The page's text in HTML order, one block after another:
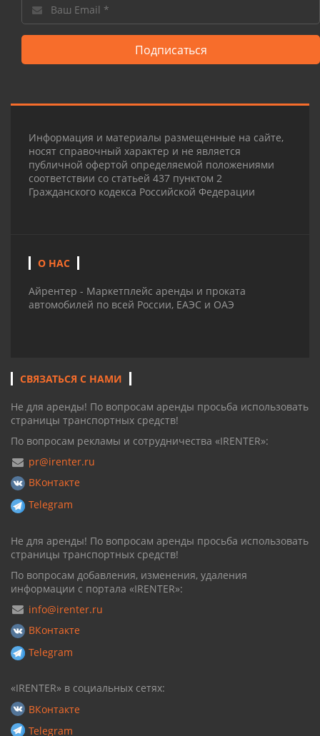
Подписаться
Информация и материалы размещенные на сайте,
носят справочный характер и не является
публичной офертой определяемой положениями
соответствии со статьей 437 пунктом 2
Гражданского кодекса Российской Федерации
О НАС
Айрентер - Маркетплейс аренды и проката
автомобилей по всей России, ЕАЭС и ОАЭ
СВЯЗАТЬСЯ С НАМИ
Не для аренды! По вопросам аренды просьба использовать
страницы транспортных средств!
По вопросам рекламы и сотрудничества «IRENTER»:
pr@irenter.ru
ВКонтакте
Telegram
Не для аренды! По вопросам аренды просьба использовать
страницы транспортных средств!
По вопросам добавления, изменения, удаления
информации с портала «IRENTER»:
info@irenter.ru
ВКонтакте
Telegram
«IRENTER» в социальных сетях:
ВКонтакте
Telegram